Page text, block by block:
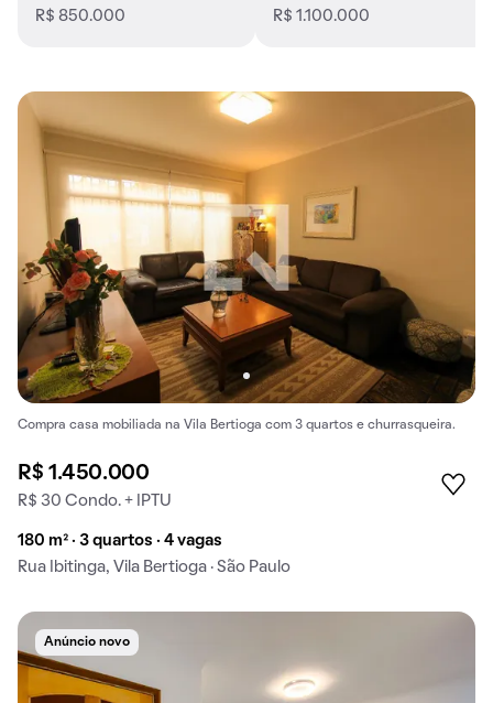
R$ 850.000
R$ 1.100.000
Compra casa mobiliada na Vila Bertioga com 3 quartos e churrasqueira.
R$ 1.450.000
R$ 30 Condo. + IPTU
180 m² · 3 quartos · 4 vagas
Rua Ibitinga, Vila Bertioga · São Paulo
Anúncio novo